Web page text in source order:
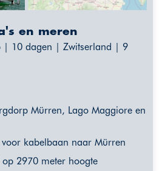
en meren
| 10 dagen | Zwitserland | 9
Mürren, Lago Maggiore en
voor kabelbaan naar Mürren
2970 meter hoogte